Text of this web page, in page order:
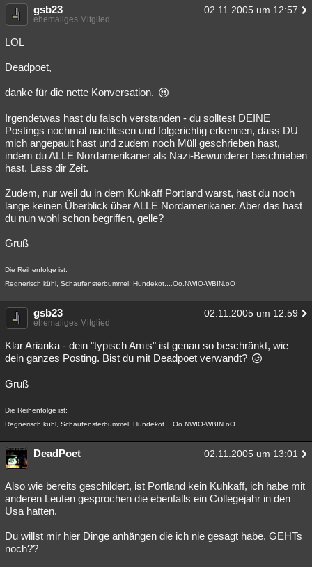
gsb23 02.11.2005 um 12:57
ehemaliges Mitglied
LOL
Deadpoet,
danke für die nette Konversation.
Irgendetwas hast du falsch verstanden - du solltest DEINE
Postings nochmal nachlesen und folgerichtig erkennen, dass DU
mich angepault hast und zudem noch Müll geschrieben hast,
indem du ALLE Nordamerikaner als Nazi-Bewunderer beschrieben
hast. Lass dir Zeit.
Zudem, nur weil du in dem Kuhkaff Portland warst, hast du noch
lange keinen Überblick über ALLE Nordamerikaner. Aber das hast
du nun wohl schon begriffen, gelle?
Gruß
Die Reihenfolge ist:
Regnerisch kühl, Schaufensterbummel, Hundekot....Oo.NWIO-WBIN.oO
gsb23 02.11.2005 um 12:59
ehemaliges Mitglied
Klar Arianka - dein "typisch Amis" ist genau so beschränkt, wie
dein ganzes Posting. Bist du mit Deadpoet verwandt?
Gruß
Die Reihenfolge ist:
Regnerisch kühl, Schaufensterbummel, Hundekot....Oo.NWIO-WBIN.oO
DeadPoet 02.11.2005 um 13:01
Also wie bereits geschildert, ist Portland kein Kuhkaff, ich habe mit
anderen Leuten gesprochen die ebenfalls ein Collegejahr in den
Usa hatten.
Du willst mir hier Dinge anhängen die ich nie gesagt habe, GEHTs
noch??